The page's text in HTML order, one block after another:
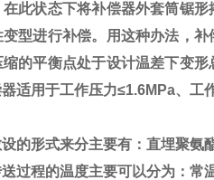
此状态下将补偿器外套筒锯
型进行补偿。用这种办法，
的平衡点处于设计温差下变
适用于工作压力≤1.6MPa、工
的形式来分主要有：直埋聚氨
过程的温度主要可以分为：常